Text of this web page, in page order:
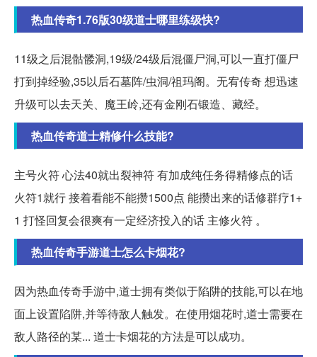
热血传奇1.76版30级道士哪里练级快?
11级之后混骷髅洞,19级/24级后混僵尸洞,可以一直打僵尸
打到掉经验,35以后石墓阵/虫洞/祖玛阁。无宥传奇 想迅速
升级可以去天关、魔王岭,还有金刚石锻造、藏经。
热血传奇道士精修什么技能?
主号火符 心法40就出裂神符 有加成纯任务得精修点的话
火符1就行 接着看能不能攒1500点 能攒出来的话修群疗1+
1 打怪回复会很爽有一定经济投入的话 主修火符 。
热血传奇手游道士怎么卡烟花?
因为热血传奇手游中,道士拥有类似于陷阱的技能,可以在地
面上设置陷阱,并等待敌人触发。在使用烟花时,道士需要在
敌人路径的某... 道士卡烟花的方法是可以成功。